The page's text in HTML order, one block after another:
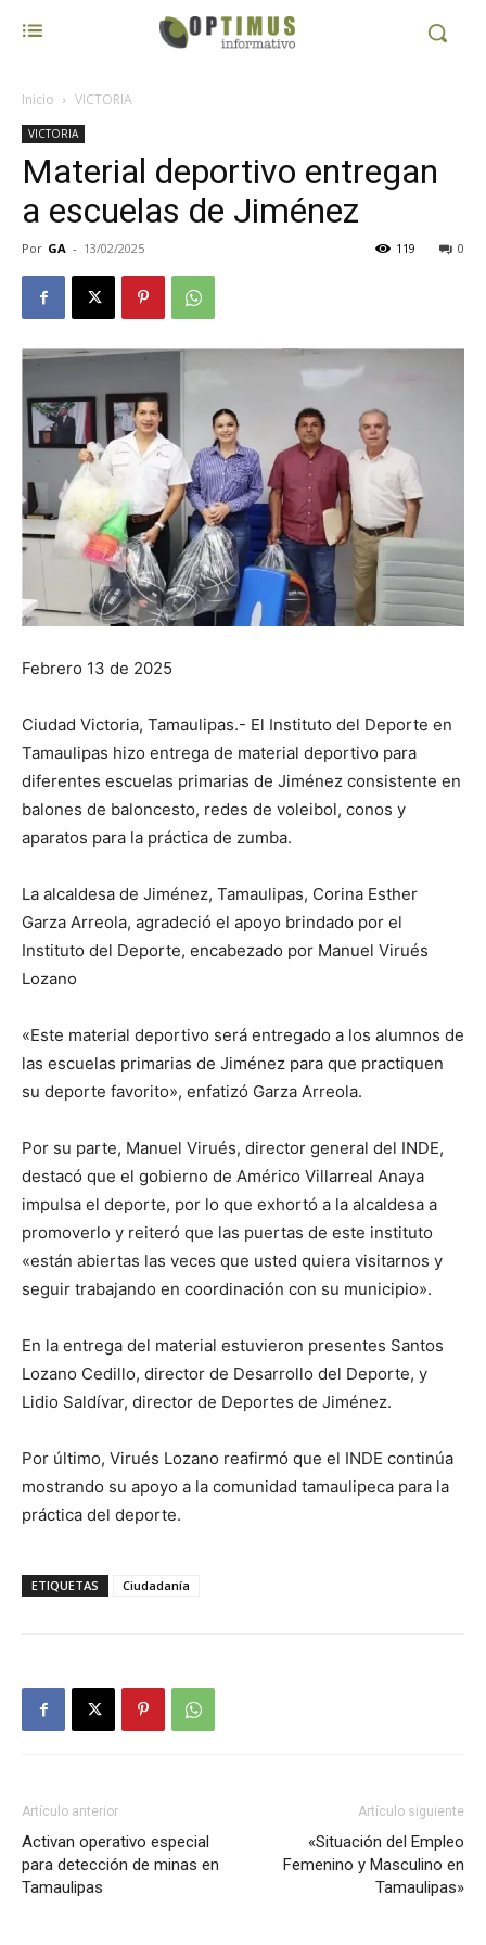
Inicio VICTORIA
VICTORIA
Material deportivo entregan
a escuelas de Jiménez
Por GA - 13/02/2025 0
119
Febrero 13 de 2025
Ciudad Victoria, Tamaulipas.- El Instituto del Deporte en
Tamaulipas hizo entrega de material deportivo para
diferentes escuelas primarias de Jiménez consistente en
balones de baloncesto, redes de voleibol, conos y
aparatos para la práctica de zumba.
La alcaldesa de Jiménez, Tamaulipas, Corina Esther
Garza Arreola, agradeció el apoyo brindado por el
Instituto del Deporte, encabezado por Manuel Virués
Lozano
«Este material deportivo será entregado a los alumnos de
las escuelas primarias de Jiménez para que practiquen
su deporte favorito», enfatizó Garza Arreola.
Por su parte, Manuel Virués, director general del INDE,
destacó que el gobierno de Américo Villarreal Anaya
impulsa el deporte, por lo que exhortó a la alcaldesa a
promoverlo y reiteró que las puertas de este instituto
«están abiertas las veces que usted quiera visitarnos y
seguir trabajando en coordinación con su municipio».
En la entrega del material estuvieron presentes Santos
Lozano Cedillo, director de Desarrollo del Deporte, y
Lidio Saldívar, director de Deportes de Jiménez.
Por último, Virués Lozano reafirmó que el INDE continúa
mostrando su apoyo a la comunidad tamaulipeca para la
práctica del deporte.
ETIQUETAS Ciudadanía
Artículo anterior
Activan operativo especial
para detección de minas en
Tamaulipas
Artículo siguiente
«Situación del Empleo
Femenino y Masculino en
Tamaulipas»